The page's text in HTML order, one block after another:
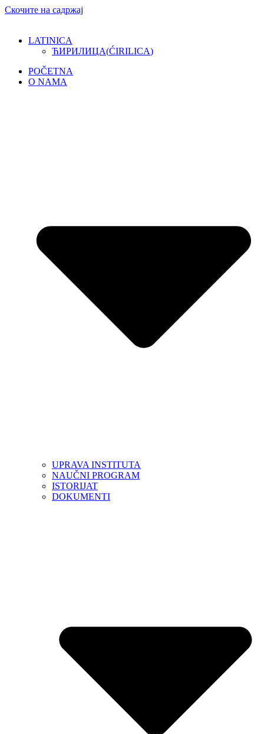
Скочите на садржај
LATINICA
ЋИРИЛИЦА(ĆIRILICA)
POČETNA
O NAMA
UPRAVA INSTITUTA
NAUČNI PROGRAM
ISTORIJAT
DOKUMENTI